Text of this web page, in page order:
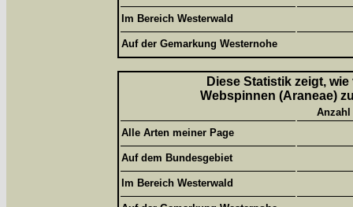
Im Bereich Westerwald
Auf der Gemarkung Westernohe
Diese Statistik zeigt,
Webspinnen (Araneae)
Alle Arten meiner Page
Auf dem Bundesgebiet
Im Bereich Westerwald